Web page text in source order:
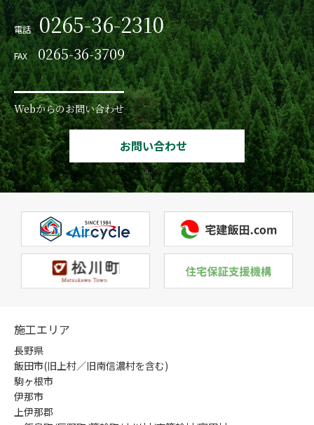
電話 0265-36-2310
FAX0265-36-3709
Webからのお問い合わせ
お問い合わせ
施工エリア
長野県
飯田市(旧上村／旧南信濃村を含む)
駒ヶ根市
伊那市
上伊那郡